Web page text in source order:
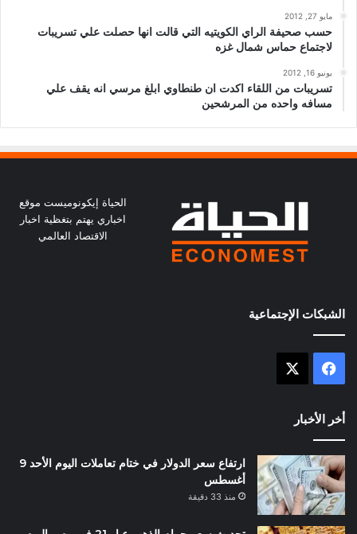
مايو 27, 2012
حسب صحيفة الراي الكويتيه التي قالت انها حصلت علي تسريبات
لاجتماع حماس شمال غزه
يونيو 16, 2012
تسريبات من اللقاء اكدت ان طنطاوي ابلغ مرسي انه يقف علي
مسافه واحده من المرشحين
الحياة إيكونوميست موقع
اخباري يهتم بتغظية اخبار
الاقتصاد العالمي
الشبكات الإجتماعية
فيسبوك
أخر الأخبار
ارتفاع سعر الدولار في ختام تعاملات اليوم الأحد 9
أغسطس
منذ 33 دقيقة